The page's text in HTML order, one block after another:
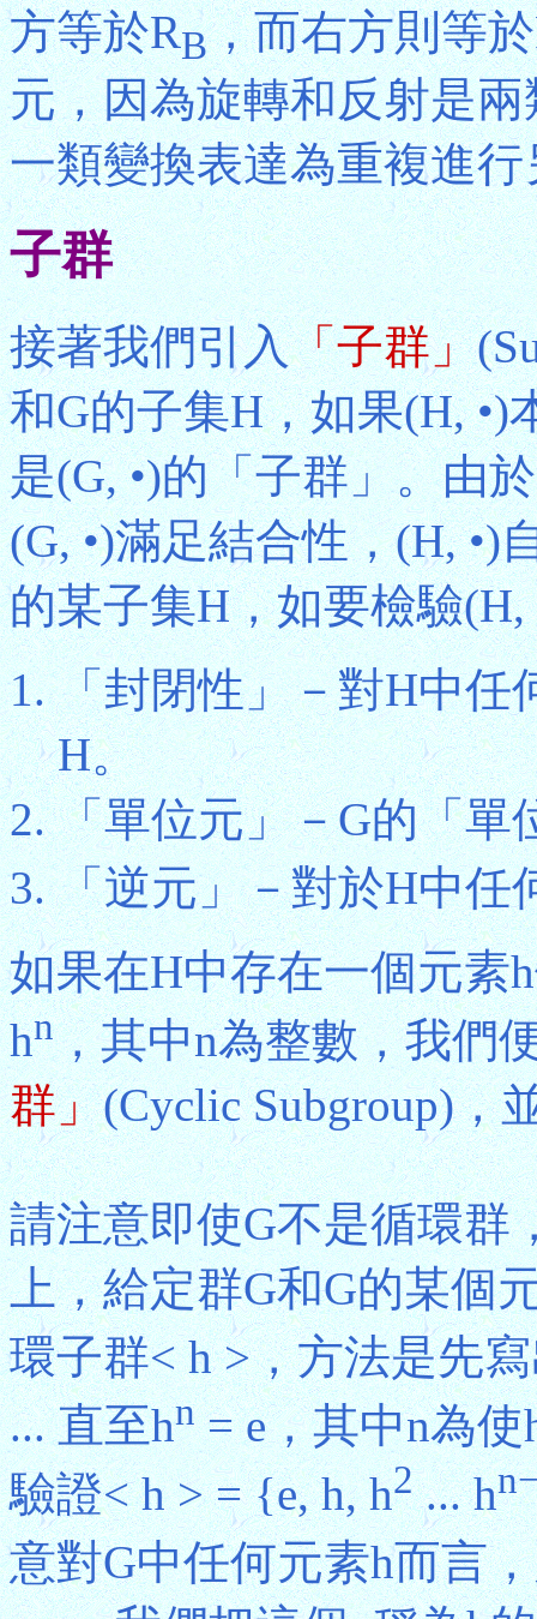
方等於RB，而右方則等
元，因為旋轉和反射是
一類變換表達為重複進
子群
接著我們引入「子群」
和G的子集H，如果(H, •)
是(G, •)的「子群」。由
(G, •)滿足結合性，(H, •)
的某子集H，如要檢驗(H,
「封閉性」－對H中任
H。
「單位元」－G的「單
「逆元」－對於H中任
如果在H中存在一個元素
hn，其中n為整數，我們
群」(Cyclic Subgroup)，
請注意即使G不是循環群
上，給定群G和G的某個
環子群< h >，方法是先
... 直至hn= e，其中n為使
驗證< h > = {e, h, h2... h
意對G中任何元素h而言